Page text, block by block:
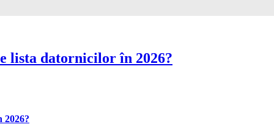
lista datornicilor în 2026?
2026?